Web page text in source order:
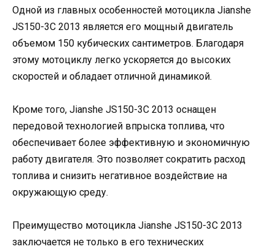
Одной из главных особенностей мотоцикла Jianshe
JS150-3C 2013 является его мощный двигатель
объемом 150 кубических сантиметров. Благодаря
этому мотоциклу легко ускоряется до высоких
скоростей и обладает отличной динамикой.
Кроме того, Jianshe JS150-3C 2013 оснащен
передовой технологией впрыска топлива, что
обеспечивает более эффективную и экономичную
работу двигателя. Это позволяет сократить расход
топлива и снизить негативное воздействие на
окружающую среду.
Преимущество мотоцикла Jianshe JS150-3C 2013
заключается не только в его технических